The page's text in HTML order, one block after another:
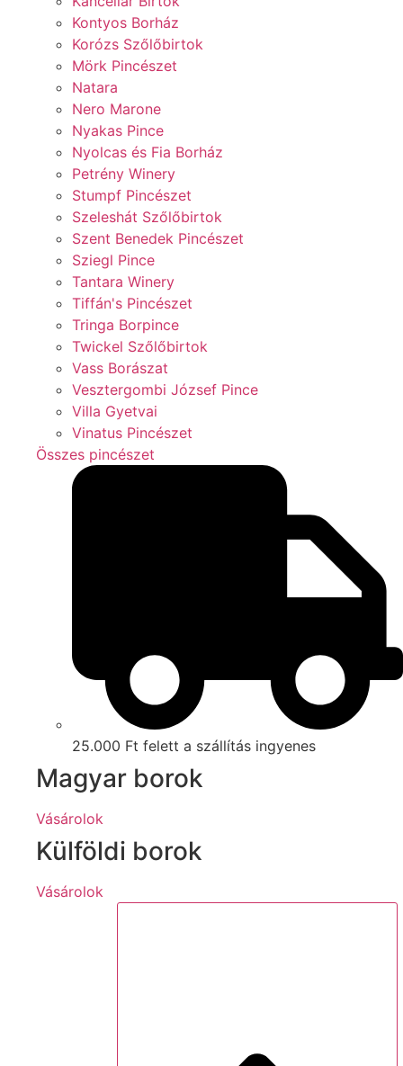
Kontyos Borház
Korózs Szőlőbirtok
Mörk Pincészet
Natara
Nero Marone
Nyakas Pince
Nyolcas és Fia Borház
Petrény Winery
Stumpf Pincészet
Szeleshát Szőlőbirtok
Szent Benedek Pincészet
Sziegl Pince
Tantara Winery
Tiffán's Pincészet
Tringa Borpince
Twickel Szőlőbirtok
Vass Borászat
Vesztergombi József Pince
Villa Gyetvai
Vinatus Pincészet
Összes pincészet
25.000 Ft felett a szállítás ingyenes
Magyar borok
Vásárolok
Külföldi borok
Vásárolok